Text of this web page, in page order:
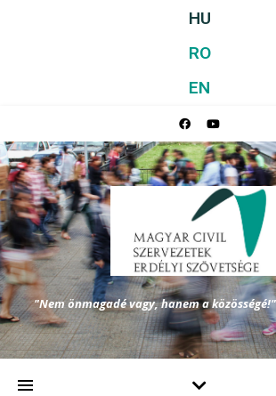
HU
RO
EN
"Nem önmagadé vagy, hanem a